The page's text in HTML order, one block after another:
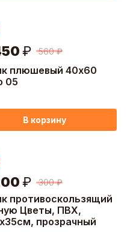
плюшевый 40х60
05
560 ₽
₽
В корзину
противоскользящий
Цветы, ПВХ,
прозрачный
300 ₽
₽